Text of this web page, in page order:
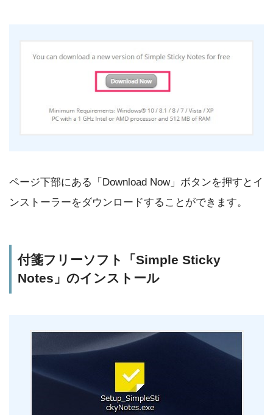
ページ下部にある「Download Now」ボタンを押すとイ
ンストーラーをダウンロードすることができます。
付箋フリーソフト「Simple Sticky
Notes」のインストール